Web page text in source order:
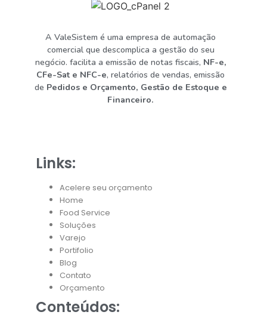
A ValeSistem é uma empresa de automação
comercial que descomplica a gestão do seu
negócio. facilita a emissão de notas fiscais, NF-e,
CFe-Sat e NFC-e, relatórios de vendas, emissão
de Pedidos e Orçamento, Gestão de Estoque e
Financeiro.
Links:
Acelere seu orçamento
Home
Food Service
Soluções
Varejo
Portifolio
Blog
Contato
Orçamento
Conteúdos: